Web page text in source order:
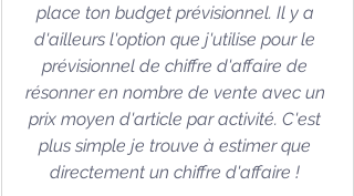
place ton budget prévisionnel. Il y a
d'ailleurs l'option que j'utilise pour le
prévisionnel de chiffre d'affaire de
résonner en nombre de vente avec un
prix moyen d'article par activité. C'est
plus simple je trouve à estimer que
directement un chiffre d'affaire !